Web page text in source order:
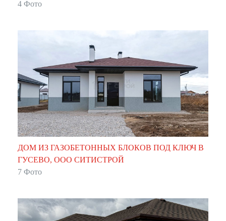
"АЛЬПИЙСКАЯ ДОЛИНА"
4 Фото
ДОМ ИЗ ГАЗОБЕТОННЫХ БЛОКОВ ПОД КЛЮЧ В
ГУСЕВО, ООО СИТИСТРОЙ
7 Фото